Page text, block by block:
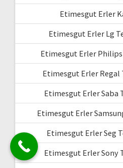
Etimesgut Erler
Etimesgut Erler Lg
Etimesgut Erler
Etimesgut Erler Regal
Etimesgut Erler Saba
Etimesgut Erler
Etimesgut Erler Seg
Etimesgut Erler Sony